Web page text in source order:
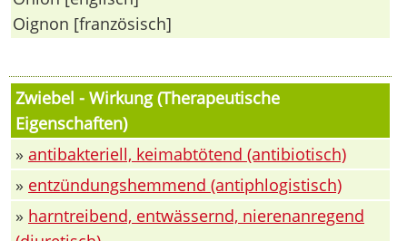
Oignon [französisch]
Zwiebel - Wirkung (Therapeutische
Eigenschaften)
» antibakteriell, keimabtötend (antibiotisch)
» entzündungshemmend (antiphlogistisch)
» harntreibend, entwässernd, nierenanregend